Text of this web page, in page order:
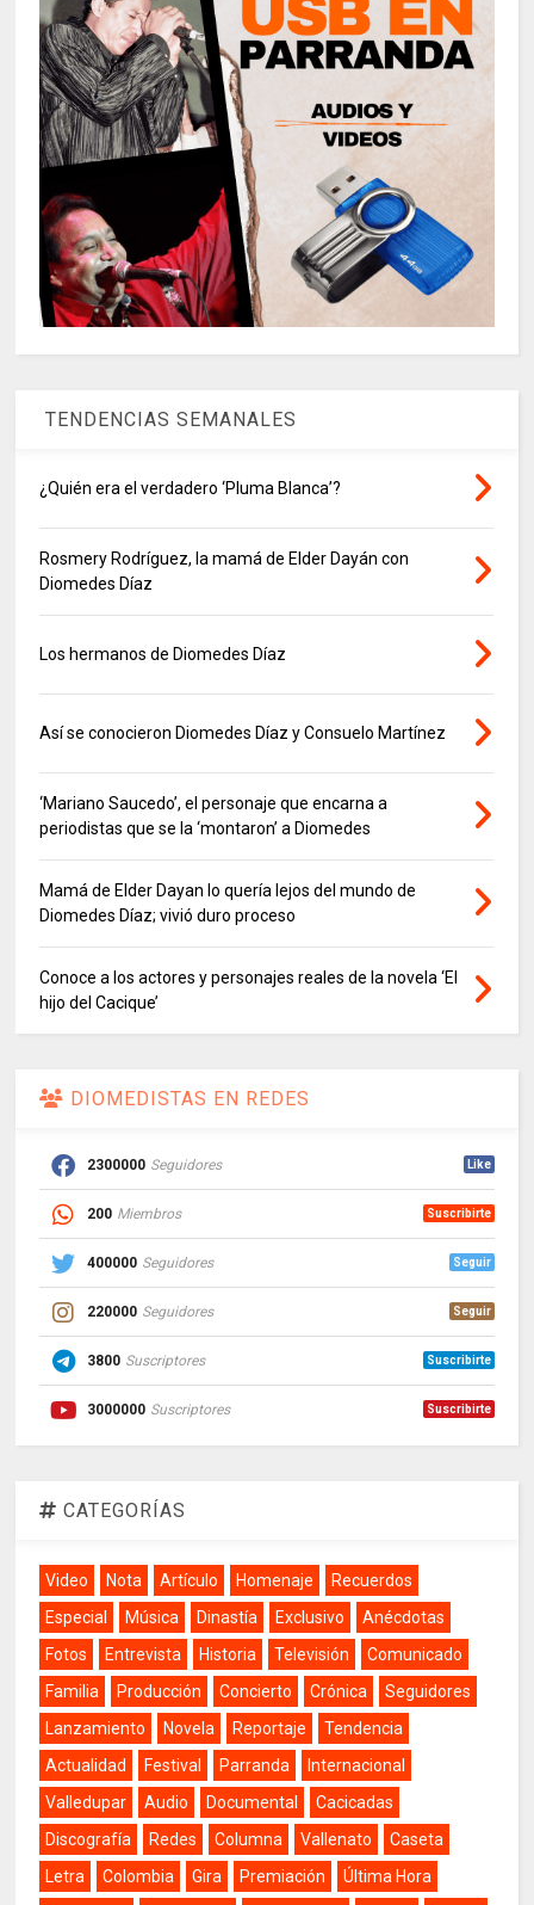
TENDENCIAS SEMANALES
¿Quién era el verdadero ‘Pluma Blanca’?
Rosmery Rodríguez, la mamá de Elder Dayán con
Diomedes Díaz
Los hermanos de Diomedes Díaz
Así se conocieron Diomedes Díaz y Consuelo Martínez
‘Mariano Saucedo’, el personaje que encarna a
periodistas que se la ‘montaron’ a Diomedes
Mamá de Elder Dayan lo quería lejos del mundo de
Diomedes Díaz; vivió duro proceso
Conoce a los actores y personajes reales de la novela ‘El
hijo del Cacique’
DIOMEDISTAS EN REDES
2300000 Seguidores Like
200 Miembros Suscribirte
400000 Seguidores Seguir
220000 Seguidores Seguir
3800 Suscriptores Suscribirte
3000000 Suscriptores Suscribirte
CATEGORÍAS
Video Nota Artículo Homenaje
Recuerdos
Especial
Música Dinastía Exclusivo
Anécdotas
Fotos
Entrevista Historia Televisión
Comunicado
Familia
Producción Concierto Crónica
Seguidores
Lanzamiento
Novela Reportaje
Tendencia
Actualidad
Festival Parranda
Internacional
Valledupar
Audio Documental
Cacicadas
Discografía
Redes Columna Vallenato
Caseta
Letra
Colombia Gira Premiación
Última Hora